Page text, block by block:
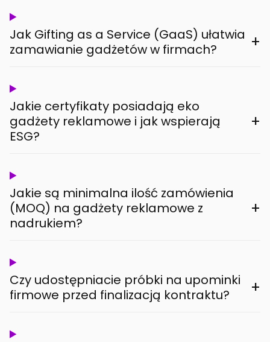
Jak Gifting as a Service (GaaS) ułatwia
zamawianie gadżetów w firmach?
+
Jakie certyfikaty posiadają eko
gadżety reklamowe i jak wspierają
ESG?
+
Jakie są minimalna ilość zamówienia
(MOQ) na gadżety reklamowe z
nadrukiem?
+
Czy udostępniacie próbki na upominki
firmowe przed finalizacją kontraktu?
+